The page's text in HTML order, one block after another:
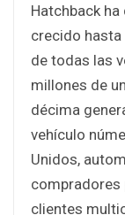
Hatchback
crecido
de todas las
millones de
décima
vehículo
Unidos,
compradores
clientes